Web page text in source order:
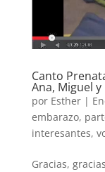
Canto
Ana, Miguel y
por Esther|
embarazo,
interesantes,
Gracias,